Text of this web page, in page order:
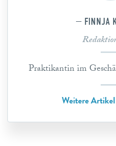
FINNJA
Praktikantin im
Weitere